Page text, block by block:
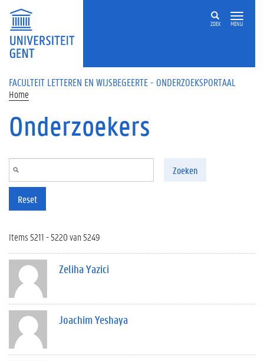
Overslaan en naar de inhoud gaan
ZOEK MENU
FACULTEIT LETTEREN EN WIJSBEGEERTE - ONDERZOEKSPORTAAL
Home
Onderzoekers
Zoeken
Reset
Items 5211 - 5220 van 5249
Zeliha Yazici
Joachim Yeshaya